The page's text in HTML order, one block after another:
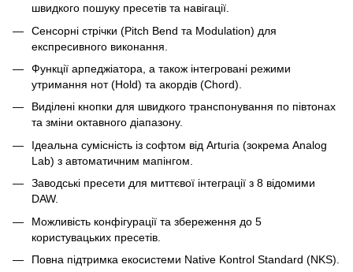
швидкого пошуку пресетів та навігації.
Сенсорні стрічки (Pitch Bend та Modulation) для
експресивного виконання.
Функції арпеджіатора, а також інтегровані режими
утримання нот (Hold) та акордів (Chord).
Виділені кнопки для швидкого транспонування по півтонах
та зміни октавного діапазону.
Ідеальна сумісність із софтом від Arturia (зокрема Analog
Lab) з автоматичним мапінгом.
Заводські пресети для миттєвої інтеграції з 8 відомими
DAW.
Можливість конфігурації та збереження до 5
користувацьких пресетів.
Повна підтримка екосистеми Native Kontrol Standard (NKS).